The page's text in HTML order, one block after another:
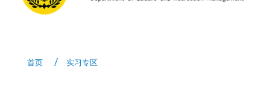
首页 实习专区